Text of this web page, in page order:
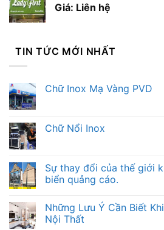
Giá: Liên hệ
TIN TỨC MỚI NHẤT
Chữ Inox Mạ Vàng PVD
Chữ Nổi Inox
Sự thay đổi của thế giới
biển quảng cáo.
Những Lưu Ý Cần Biết
Nội Thất